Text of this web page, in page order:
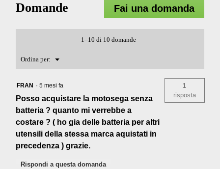
POTATURA
Domande Fai una domanda
1–10 di 10 domande
Ordina per: ▼
Menu
FRAN · 5 mesi fa
Posso acquistare la motosega senza
batteria ? quanto mi verrebbe a
costare ? ( ho gia delle batteria per altri
utensili della stessa marca aquistati in
precedenza ) grazie.
1
risposta
Rispondi a questa domanda